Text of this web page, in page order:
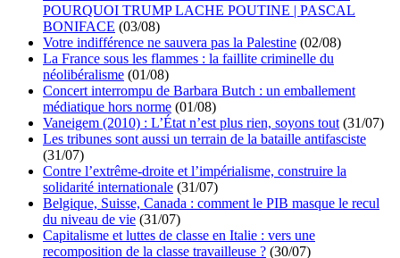
POURQUOI TRUMP LACHE POUTINE | PASCAL
BONIFACE (03/08)
Votre indifférence ne sauvera pas la Palestine (02/08)
La France sous les flammes : la faillite criminelle du
néolibéralisme (01/08)
Concert interrompu de Barbara Butch : un emballement
médiatique hors norme (01/08)
Vaneigem (2010) : L’État n’est plus rien, soyons tout (31/07)
Les tribunes sont aussi un terrain de la bataille antifasciste
(31/07)
Contre l’extrême-droite et l’impérialisme, construire la
solidarité internationale (31/07)
Belgique, Suisse, Canada : comment le PIB masque le recul
du niveau de vie (31/07)
Capitalisme et luttes de classe en Italie : vers une
recomposition de la classe travailleuse ? (30/07)